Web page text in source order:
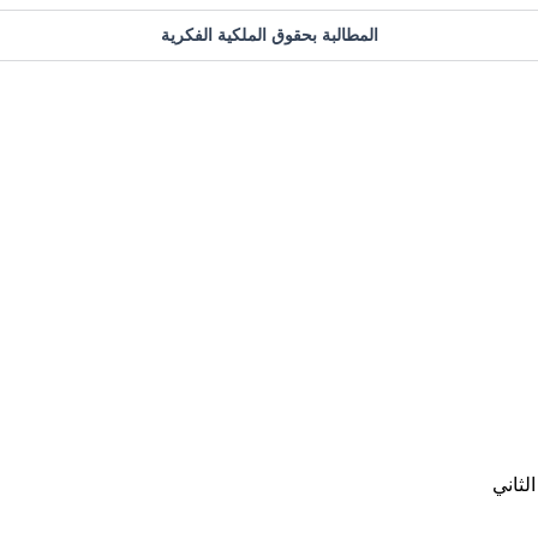
المطالبة بحقوق الملكية الفكرية